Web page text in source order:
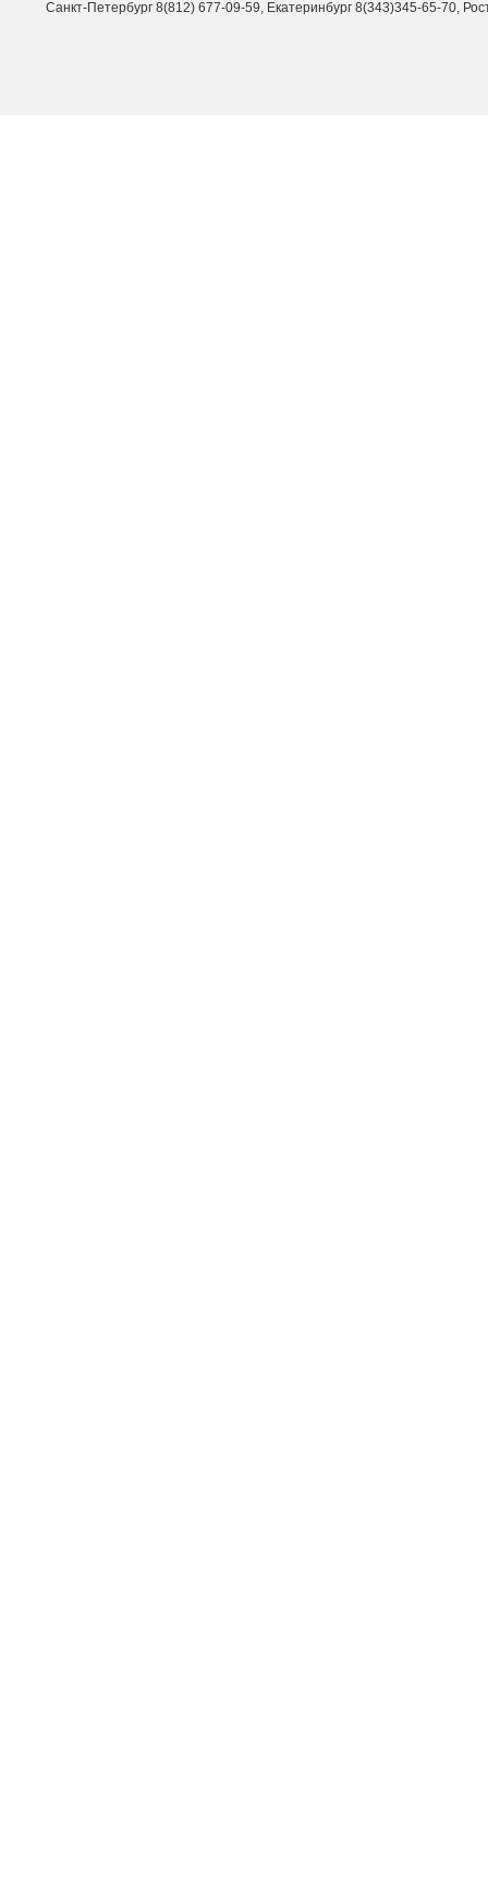
Санкт-Петербург 8(812) 677-09-59, Екатеринбург 8(343)345-65-70,